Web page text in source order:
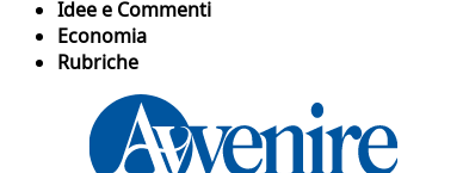
Idee e Commenti
Economia
Rubriche